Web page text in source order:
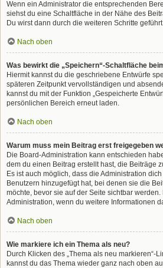
Wenn ein Administrator die entsprechenden
siehst du eine Schaltfläche in der Nähe des
Du wirst dann durch die weiteren Schritte
Nach oben
Was bewirkt die „Speichern“-Schaltfläche
Hiermit kannst du die geschriebene Entwürfe
späteren Zeitpunkt vervollständigen und
kannst du mit der Funktion „Gespeicherte
persönlichen Bereich erneut laden.
Nach oben
Warum muss mein Beitrag erst freigegeben
Die Board-Administration kann entschieden
dem du einen Beitrag erstellt hast, die Beiträge
Es ist auch möglich, dass die Administration
Benutzern hinzugefügt hat, bei denen sie die
möchte, bevor sie auf der Seite sichtbar
Administration, wenn du weitere Informationen
Nach oben
Wie markiere ich ein Thema als neu?
Durch Klicken des „Thema als neu markieren“-
kannst du das Thema wieder ganz nach oben